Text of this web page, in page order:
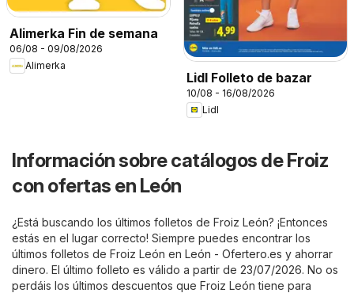
Alimerka Fin de semana
06/08 - 09/08/2026
Alimerka
Lidl Folleto de bazar
10/08 - 16/08/2026
Lidl
Información sobre catálogos de Froiz
con ofertas en León
¿Está buscando los últimos folletos de Froiz León? ¡Entonces
estás en el lugar correcto! Siempre puedes encontrar los
últimos folletos de Froiz León en León - Ofertero.es y ahorrar
dinero. El último folleto es válido a partir de 23/07/2026. No os
perdáis los últimos descuentos que Froiz León tiene para